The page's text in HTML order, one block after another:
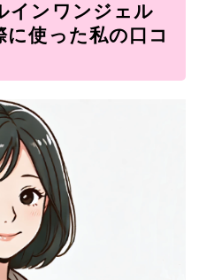
インワンジェル
使った私の口コ